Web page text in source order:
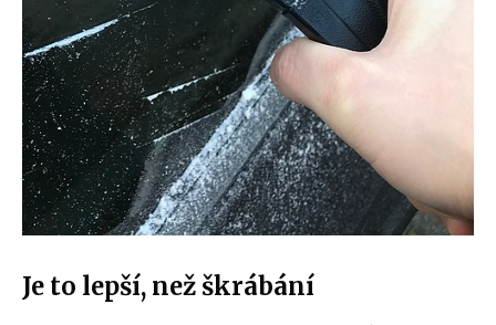
Je to lepší, než škrábání